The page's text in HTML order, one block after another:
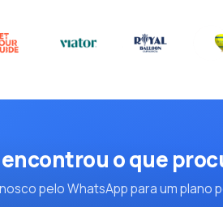
o que
pelo WhatsApp para um plano